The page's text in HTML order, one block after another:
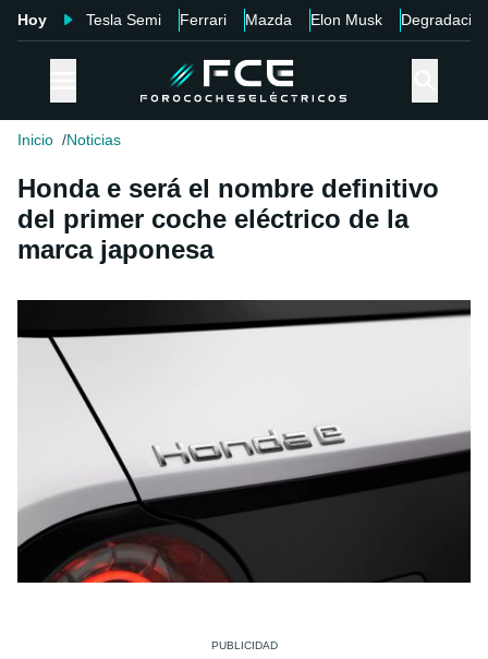
Hoy Tesla Semi Ferrari Mazda Elon Musk Degradación
Inicio Noticias
Honda e será el nombre definitivo
del primer coche eléctrico de la
marca japonesa